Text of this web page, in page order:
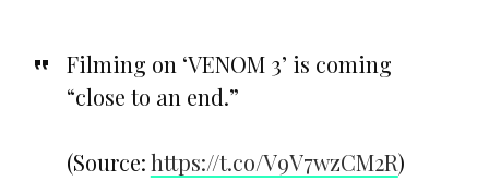
Filming on ‘VENOM 3’ is coming
“close to an end.”
(Source:https://t.co/V9V7wzCM2R)